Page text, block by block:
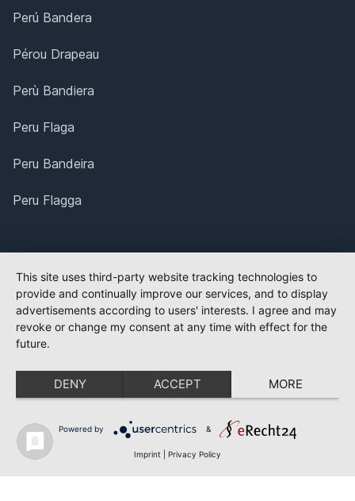
Perú Bandera
Pérou Drapeau
Perù Bandiera
Peru Flaga
Peru Bandeira
Peru Flagga
This site uses third-party website tracking technologies to
provide and continually improve our services, and to display
advertisements according to users' interests. I agree and may
revoke or change my consent at any time with effect for the
future.
DENY ACCEPT MORE
Powered by &
Imprint Privacy Policy